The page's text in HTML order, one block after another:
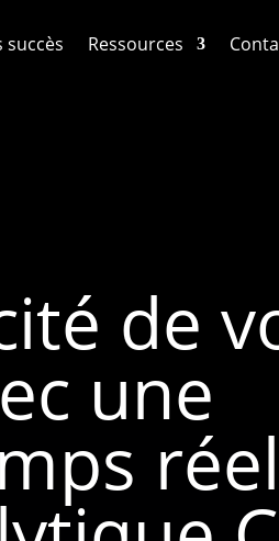
succès Ressources
de
une